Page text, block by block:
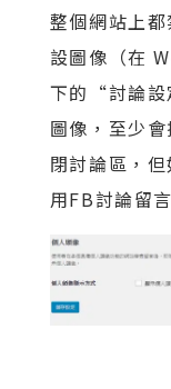
整個網站上
設圖像（在
下的“討論設
圖像，至少
閉討論區，
用FB討論留